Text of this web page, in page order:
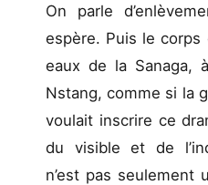
On parle
espère. Puis le
eaux de la Sanaga,
Nstang, comme si la
voulait inscrire ce
du visible et de
n’est pas seulement